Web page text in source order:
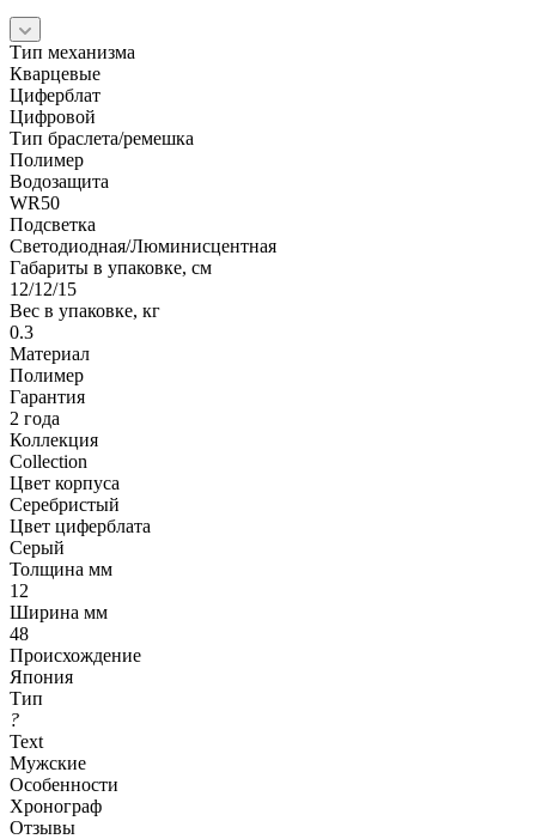
Тип механизма
Кварцевые
Циферблат
Цифровой
Тип браслета/ремешка
Полимер
Водозащита
WR50
Подсветка
Светодиодная/Люминисцентная
Габариты в упаковке, см
12/12/15
Вес в упаковке, кг
0.3
Материал
Полимер
Гарантия
2 года
Коллекция
Collection
Цвет корпуса
Серебристый
Цвет циферблата
Серый
Толщина мм
12
Ширина мм
48
Происхождение
Япония
Тип
?
Text
Мужские
Особенности
Хронограф
Отзывы